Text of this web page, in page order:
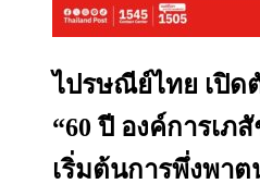
ไปรษณีย์ไทย เปิด
“60 ปี องค์การเภ
เริ่มต้นการพึ่งพาต